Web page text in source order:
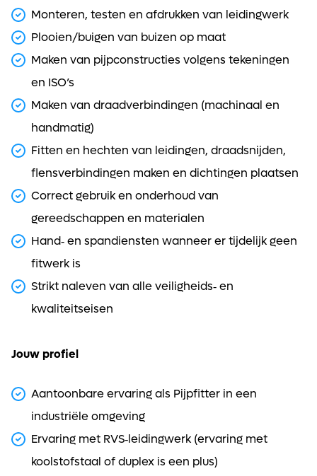
Monteren, testen en afdrukken van leidingwerk
Plooien/buigen van buizen op maat
Maken van pijpconstructies volgens tekeningen
en ISO’s
Maken van draadverbindingen (machinaal en
handmatig)
Fitten en hechten van leidingen, draadsnijden,
flensverbindingen maken en dichtingen plaatsen
Correct gebruik en onderhoud van
gereedschappen en materialen
Hand‑ en spandiensten wanneer er tijdelijk geen
fitwerk is
Strikt naleven van alle veiligheids‑ en
kwaliteitseisen
Jouw profiel
Aantoonbare ervaring als Pijpfitter in een
industriële omgeving
Ervaring met RVS‑leidingwerk (ervaring met
koolstofstaal of duplex is een plus)